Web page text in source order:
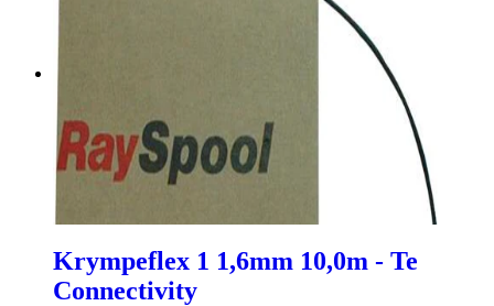
Krympeflex 1 1,6mm 10,0m - Te
Connectivity